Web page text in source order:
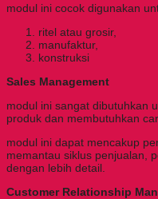
modul ini cocok digunakan
ritel atau grosir,
manufaktur,
konstruksi
Sales Management
modul ini sangat dibutuhkan
produk dan membutuhkan
modul ini dapat mencakup
memantau siklus penjualan,
dengan lebih detail.
Customer Relationship